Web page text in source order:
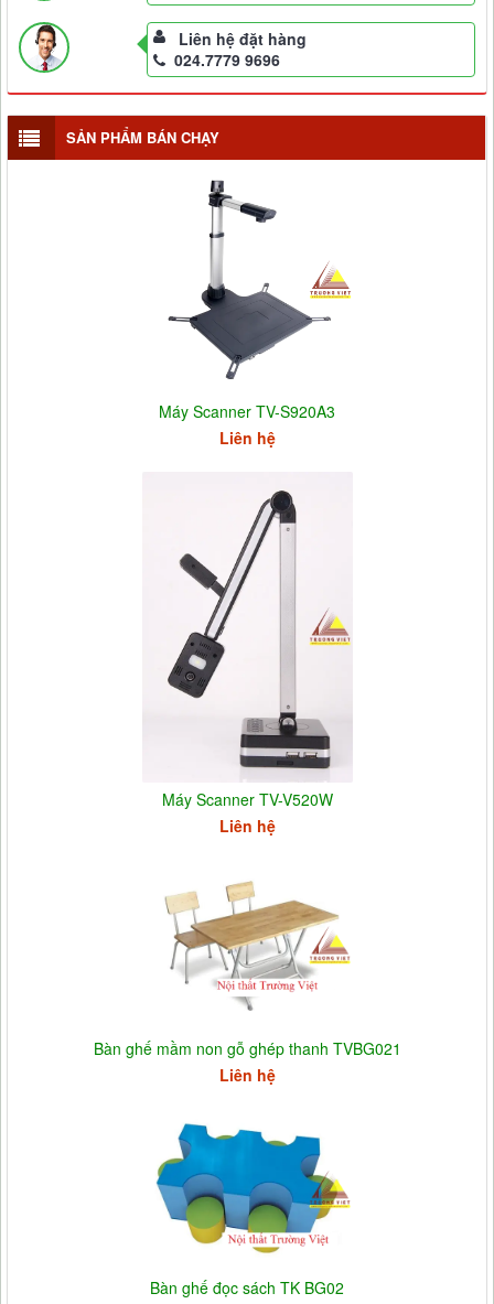
Liên hệ đặt hàng
024.7779 9696
SẢN PHẨM BÁN CHẠY
Máy Scanner TV-S920A3
Liên hệ
Máy Scanner TV-V520W
Liên hệ
Bàn ghế mầm non gỗ ghép thanh TVBG021
Liên hệ
Bàn ghế đọc sách TK BG02